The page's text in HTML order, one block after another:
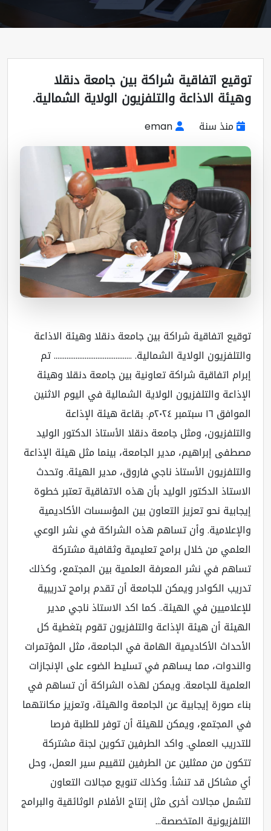
اتفاقية شراكة بين جامعة دنقلا
الاذاعة والتلفزيون الولاية الشمالية.
منذ سنة eman
اتفاقية شراكة بين جامعة دنقلا وهيئة الاذاعة
الولاية الشمالية. ........................................... تم
اتفاقية شراكة تعاونية بين جامعة دنقلا وهيئة
والتلفزيون الولاية الشمالية في اليوم الاثنين
الموافق ١٦ سبتمبر ٢٠٢٤م. بقاعة هيئة الإذاعة
ومثل جامعة دنقلا الأستاذ الدكتور الوليد
إبراهيم، مدير الجامعة، بينما مثل هيئة الإذاعة
الأستاذ ناجي فاروق، مدير الهيئة. وتحدث
الدكتور الوليد بأن هذه الاتفاقية تعتبر خطوة
نحو تعزيز التعاون بين المؤسسات الأكاديمية
وأن تساهم هذه الشراكة في نشر الوعي
من خلال برامج تعليمية وثقافية مشتركة
في نشر المعرفة العلمية بين المجتمع، وكذلك
الكوادر ويمكن للجامعة أن تقدم برامج تدريبية
في الهيئة.. كما اكد الاستاذ ناجي مدير
أن هيئة الإذاعة والتلفزيون تقوم بتغطية كل
الأكاديمية الهامة في الجامعة، مثل المؤتمرات
مما يساهم في تسليط الضوء على الإنجازات
للجامعة. ويمكن لهذه الشراكة أن تساهم في
صورة إيجابية عن الجامعة والهيئة، وتعزيز مكانتهما
المجتمع، ويمكن للهيئة أن توفر للطلبة فرصا
العملي. واكد الطرفين تكوين لجنة مشتركة
من ممثلين عن الطرفين لتقييم سير العمل، وحل
مشاكل قد تنشأ. وكذلك تنويع مجالات التعاون
مجالات أخرى مثل إنتاج الأفلام الوثائقية والبرامج
المتخصصة...